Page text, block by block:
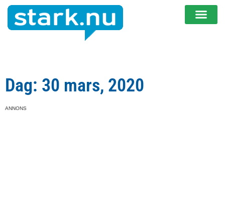
Dag: 30 mars, 2020
ANNONS